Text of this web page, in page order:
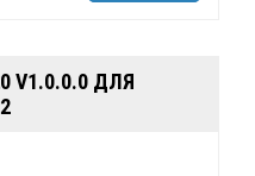
V1.0.0.0 ДЛЯ